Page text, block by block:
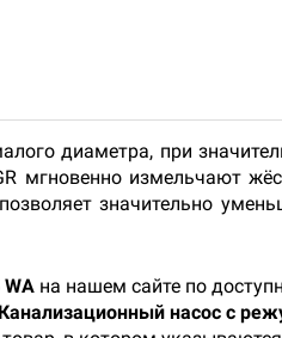
диаметра, при
мгновенно измельчают
значительно
на нашем сайте по
Канализационный насос с